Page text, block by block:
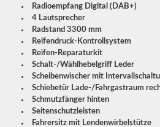
Radioempfang Digital (DAB+)
4 Lautsprecher
Radstand 3300 mm
Reifendruck-Kontrollsystem
Reifen-Reparaturkit
Schalt-/Wählhebelgriff Leder
Scheibenwischer mit
Schiebetür Lade-/Fahrgastraum
Schmutzfänger hinten
Seitenschutzleisten
Fahrersitz mit Lendenwirbelstütze